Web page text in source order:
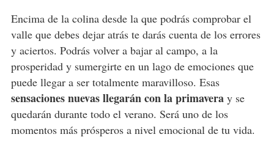
Encima de la colina desde la que podrás comprobar el
valle que debes dejar atrás te darás cuenta de los errores
y aciertos. Podrás volver a bajar al campo, a la
prosperidad y sumergirte en un lago de emociones que
puede llegar a ser totalmente maravilloso. Esas
sensaciones nuevas llegarán con la primaveray se
quedarán durante todo el verano. Será uno de los
momentos más prósperos a nivel emocional de tu vida.